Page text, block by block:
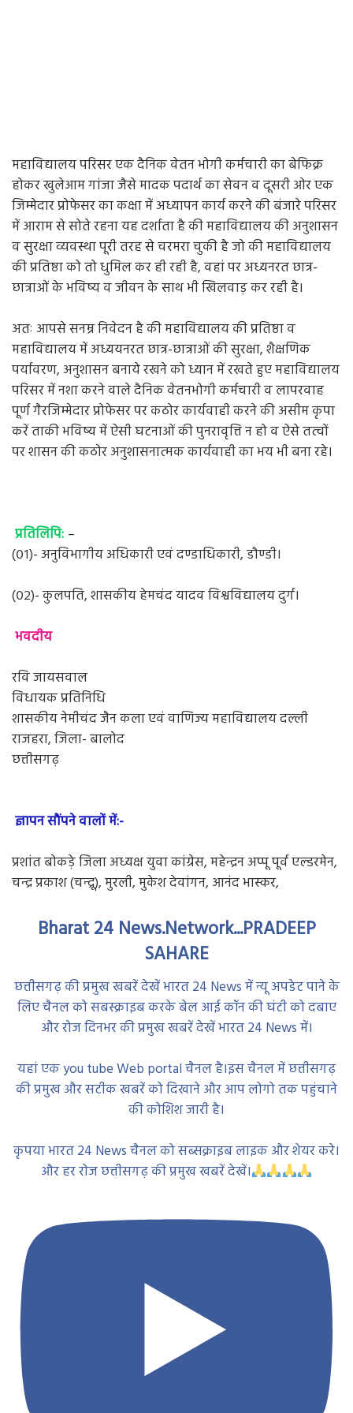
महाविद्यालय परिसर एक दैनिक वेतन भोगी कर्मचारी का बेफिक्र
होकर खुलेआम गांजा जैसे मादक पदार्थ का सेवन व दूसरी ओर एक
जिम्मेदार प्रोफेसर का कक्षा में अध्यापन कार्य करने की बंजारे परिसर
में आराम से सोते रहना यह दर्शाता है की महाविद्यालय की अनुशासन
व सुरक्षा व्यवस्था पूरी तरह से चरमरा चुकी है जो की महाविद्यालय
की प्रतिष्ठा को तो धुमिल कर ही रही है, वहां पर अध्यनरत छात्र-
छात्राओं के भविष्य व जीवन के साथ भी खिलवाड़ कर रही है।
अतः आपसे सनम्र निवेदन है की महाविद्यालय की प्रतिष्ठा व
महाविद्यालय में अध्ययनरत छात्र-छात्राओं की सुरक्षा, शैक्षणिक
पर्यावरण, अनुशासन बनाये रखने को ध्यान में रखते हुए महाविद्यालय
परिसर में नशा करने वाले दैनिक वेतनभोगी कर्मचारी व लापरवाह
पूर्ण गैरजिम्मेदार प्रोफेसर पर कठोर कार्यवाही करने की असीम कृपा
करें ताकी भविष्य में ऐसी घटनाओं की पुनरावृत्ति न हो व ऐसे तत्वों
पर शासन की कठोर अनुशासनात्मक कार्यवाही का भय भी बना रहे।
प्रतिलिपि: –
(०१)- अनुविभागीय अधिकारी एवं दण्डाधिकारी, डौण्डी।
(०२)- कुलपति, शासकीय हेमचंद यादव विश्वविद्यालय दुर्ग।
भवदीय
रवि जायसवाल
विधायक प्रतिनिधि
शासकीय नेमीचंद जैन कला एवं वाणिज्य महाविद्यालय दल्ली
राजहरा, जिला- बालोद
छत्तीसगढ़
ज्ञापन सौंपने वालों में:-
प्रशांत बोकड़े जिला अध्यक्ष युवा कांग्रेस, महेन्द्रन अप्पू पूर्व एल्डरमेन,
चन्द्र प्रकाश (चन्द्रू), मुरली, मुकेश देवांगन, आनंद भास्कर,
Bharat 24 News.Network...PRADEEP
SAHARE
छत्तीसगढ़ की प्रमुख खबरें देखें भारत 24 News में न्यू अपडेट पाने के
लिए चैनल को सबस्क्राइब करके बेल आई कॉन की घंटी को दबाए
और रोज दिनभर की प्रमुख खबरें देखें भारत 24 News में।
यहां एक you tube Web portal चैनल है।इस चैनल में छत्तीसगढ़
की प्रमुख और सटीक खबरें को दिखाने और आप लोगो तक पहुंचाने
की कोशिश जारी है।
कृपया भारत 24 News चैनल को सब्सक्राइब लाइक और शेयर करे।
और हर रोज छत्तीसगढ़ की प्रमुख खबरें देखें।